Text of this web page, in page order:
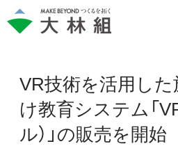
VR技術を活用した
け教育システム「
ル）」の販売を開始